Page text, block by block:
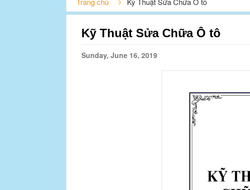
Kỹ Thuật Sửa Chữa Ô tô
Sunday, June 16, 2019